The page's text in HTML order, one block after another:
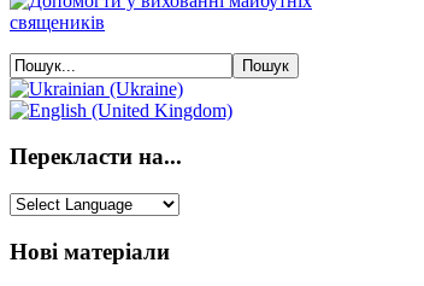
Перекласти на...
Нові матеріали